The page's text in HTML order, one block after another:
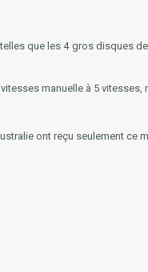
que les 4 gros disques
manuelle à 5
ont reçu seulement ce